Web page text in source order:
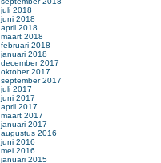
juli 2018
juni 2018
april 2018
maart 2018
februari 2018
januari 2018
december 2017
oktober 2017
september 2017
juli 2017
juni 2017
april 2017
maart 2017
januari 2017
augustus 2016
juni 2016
mei 2016
januari 2015